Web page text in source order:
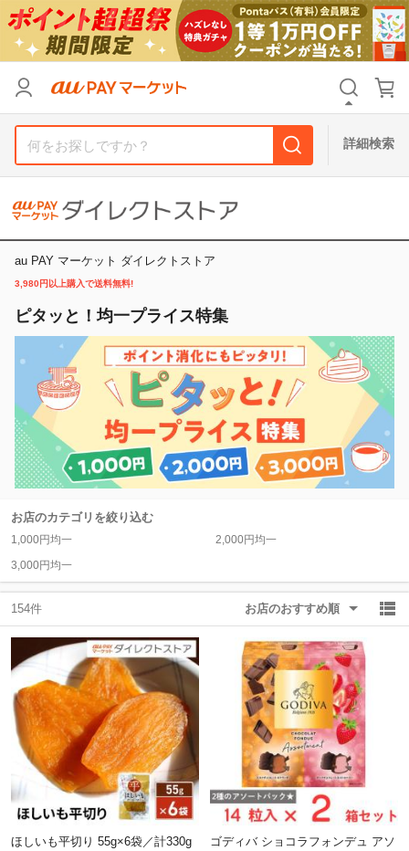
詳細検索
au PAY マーケット ダイレクトストア
3,980円以上購入で送料無料!
ピタッと！均一プライス特集
お店のカテゴリを絞り込む
1,000円均一
2,000円均一
3,000円均一
154件 お店のおすすめ順
ほしいも平切り 55g×6袋／計330g
ゴディバ ショコラフォンデュ アソ
支払い方法
その他の条件
送料無料
Pontaパス特典対象すべて
キーワード
除外ワード
リセット
支払い方法
その他の条件
送料無料
Pontaパス特典対象すべて
キーワード
除外ワード